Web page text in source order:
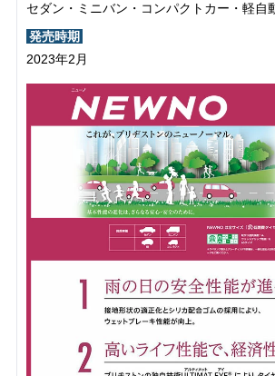
セダン・ミニバン・コンパクトカー・軽自
発売時期
2023年2月